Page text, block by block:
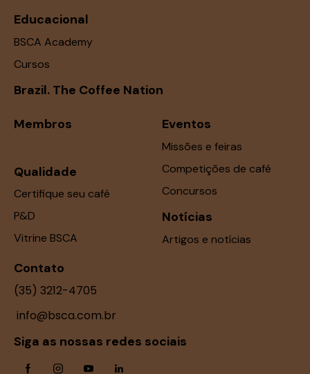
Educacional
BSCA Academy
Cursos
Brazil. The Coffee Nation
Membros
Qualidade
Certifique seu café
P&D
Vitrine BSCA
Eventos
Missões e feiras
Competições de café
Concursos
Notícias
Artigos e notícias
Contato
(35) 3212-4705
info@bsca.com.br
Siga as nossas redes sociais